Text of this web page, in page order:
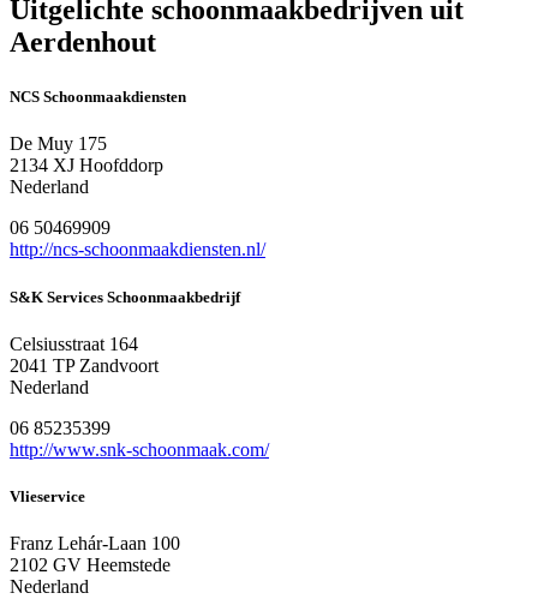
Uitgelichte schoonmaakbedrijven uit
Aerdenhout
NCS Schoonmaakdiensten
De Muy 175
2134 XJ Hoofddorp
Nederland
06 50469909
http://ncs-schoonmaakdiensten.nl/
S&K Services Schoonmaakbedrijf
Celsiusstraat 164
2041 TP Zandvoort
Nederland
06 85235399
http://www.snk-schoonmaak.com/
Vlieservice
Franz Lehár-Laan 100
2102 GV Heemstede
Nederland